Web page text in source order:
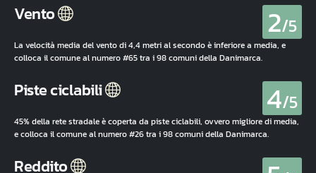
Vento 2/5
La velocità media del vento di 4,4 metri al secondo è inferiore a media, e
colloca il comune al numero #65 tra i 98 comuni della Danimarca.
Piste ciclabili 4/5
45% della rete stradale è coperta da piste ciclabili, ovvero migliore di media,
e colloca il comune al numero #26 tra i 98 comuni della Danimarca.
Reddito